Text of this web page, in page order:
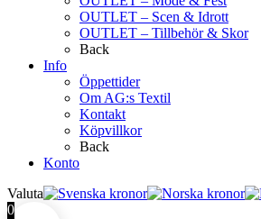
OUTLET – Scen & Idrott
OUTLET – Tillbehör & Skor
Back
Info
Öppettider
Om AG:s Textil
Kontakt
Köpvillkor
Back
Konto
Valuta
0